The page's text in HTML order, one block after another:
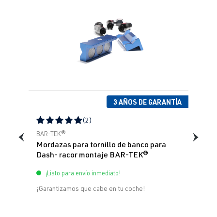
3 AÑOS DE GARANTÍA
Calificación promedio de 5 de 5 estrellas
(2)
BAR-TEK®
Mordazas para tornillo de banco para
Dash- racor montaje BAR-TEK®
¡Listo para envío inmediato!
¡Garantizamos que cabe en tu coche!